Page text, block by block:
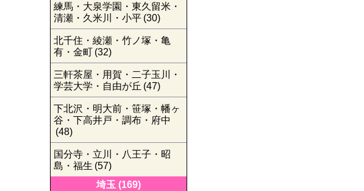
練馬・大泉学園・東久留米・
清瀬・久米川・小平 (30)
北千住・綾瀬・竹ノ塚・亀
有・金町 (32)
三軒茶屋・用賀・二子玉川・
学芸大学・自由が丘 (47)
下北沢・明大前・笹塚・幡ヶ
谷・下高井戸・調布・府中
(48)
国分寺・立川・八王子・昭
島・福生 (57)
埼玉 (169)